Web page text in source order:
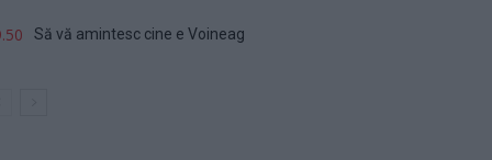
Să vă amintesc cine e Voineag